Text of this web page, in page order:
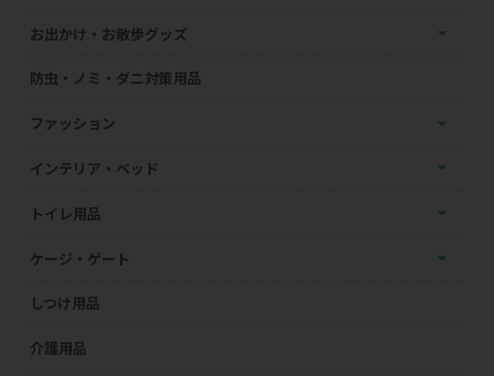
お出かけ・お散歩グッズ
防虫・ノミ・ダニ対策用品
ファッション
インテリア・ベッド
トイレ用品
ケージ・ゲート
しつけ用品
介護用品